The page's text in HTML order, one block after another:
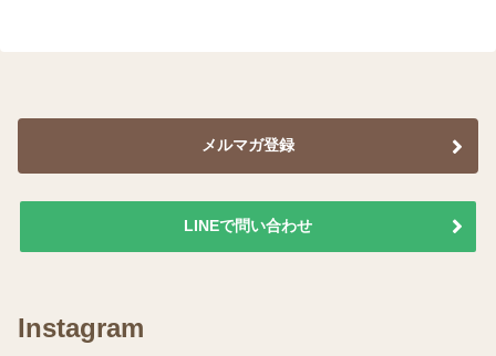
メルマガ登録
LINEで問い合わせ
Instagram